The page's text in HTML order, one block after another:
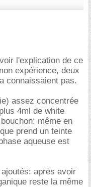
l'explication de ce
expérience, deux
connaissaient pas.
assez concentrée
4ml de white
même en
prend un teinte
aqueuse est
après avoir
reste la même